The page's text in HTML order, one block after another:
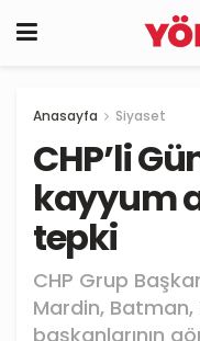
Anasayfa Siyaset
CHP’li
kayyum
tepki
CHP Grup
Mardin,
başkanlarının